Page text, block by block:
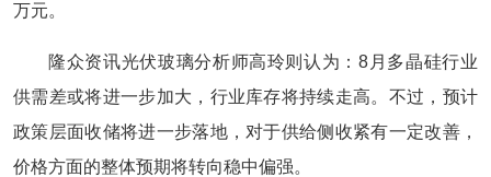
万元。
隆众资讯光伏玻璃分析师高玲则认为：8月多晶硅行业
供需差或将进一步加大，行业库存将持续走高。不过，预计
政策层面收储将进一步落地，对于供给侧收紧有一定改善，
价格方面的整体预期将转向稳中偏强。